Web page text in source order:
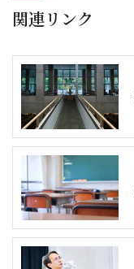
関連リンク